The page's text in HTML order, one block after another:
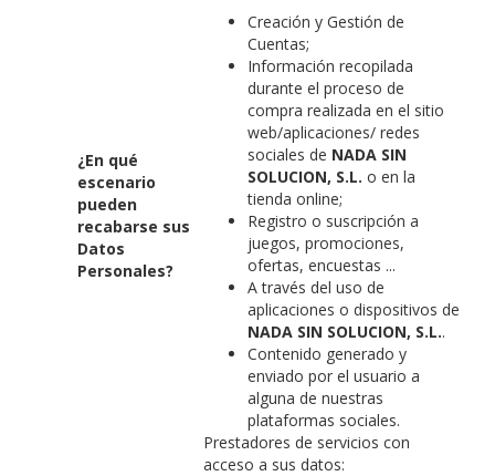
¿En qué
escenario
pueden
recabarse sus
Datos
Personales?
Creación y Gestión de
Cuentas;
Información recopilada
durante el proceso de
compra realizada en el sitio
web/aplicaciones/ redes
sociales de NADA SIN
SOLUCION, S.L. o en la
tienda online;
Registro o suscripción a
juegos, promociones,
ofertas, encuestas ...
A través del uso de
aplicaciones o dispositivos de
NADA SIN SOLUCION, S.L..
Contenido generado y
enviado por el usuario a
alguna de nuestras
plataformas sociales.
Prestadores de servicios con
acceso a sus datos: